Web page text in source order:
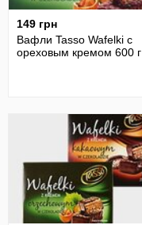
149 грн
Вафли Tasso Wafelki с
ореховым кремом 600 г